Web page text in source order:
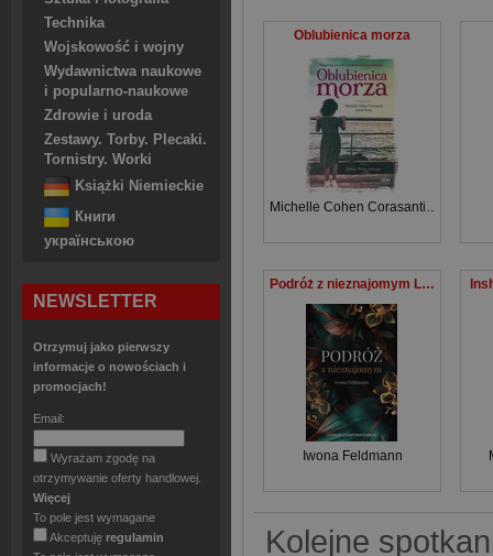
Technika
Wojskowość i wojny
Wydawnictwa naukowe
i popularno-naukowe
Zdrowie i uroda
Zestawy. Torby. Plecaki.
Tornistry. Worki
Książki Niemieckie
Книги
українською
NEWSLETTER
Otrzymuj jako pierwszy
informacje o nowościach i
promocjach!
Email:
Wyrażam zgodę na
otrzymywanie oferty handlowej.
Więcej
To pole jest wymagane
Akceptuję regulamin
Oblubienica morza
Michelle Cohen Corasanti,
Podróż z nieznajomym Lennox Corporation Tom 2
Iwona Feldmann
Kolejne